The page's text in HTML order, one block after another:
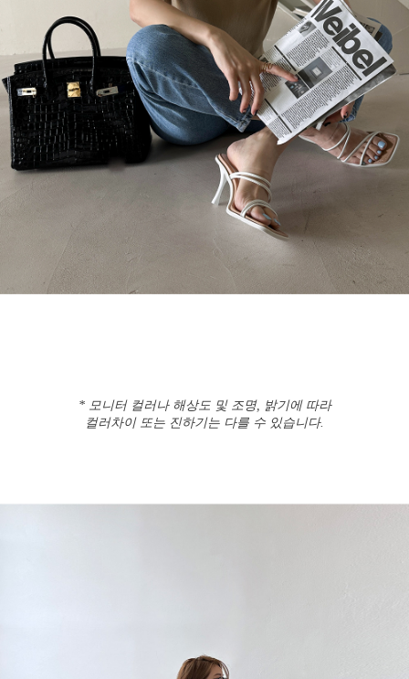
* 모니터 컬러나 해상도 및 조명, 밝기에 따라
컬러차이 또는 진하기는 다를 수 있습니다.